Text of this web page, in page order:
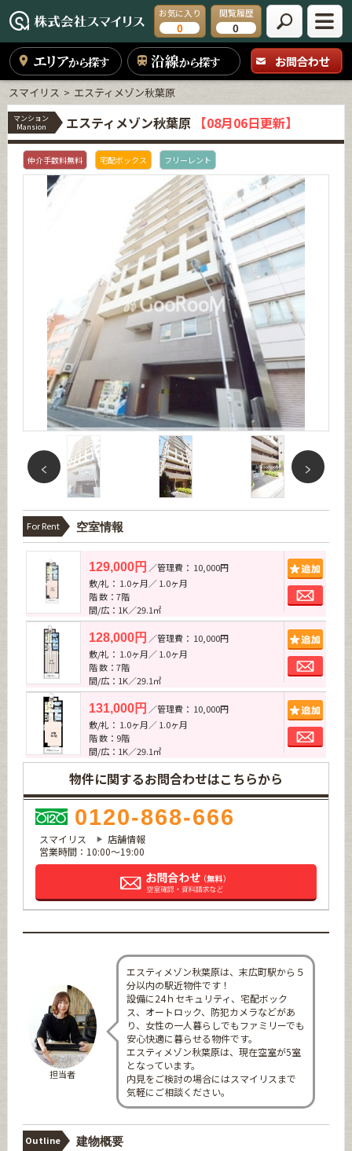
お気に入り
0
閲覧履歴
0
エリアから探す 沿線から探す お問合わせ
スマイリス エスティメゾン秋葉原
マンション
Mansion
エスティメゾン秋葉原 【08月06日更新】
仲介手数料無料 宅配ボックス フリーレント
For Rent 空室情報
129,000円 ／管理費： 10,000円
敷/礼： 1.0ヶ月／ 1.0ヶ月
階 数：7階
間/広：1K／29.1㎡
128,000円 ／管理費： 10,000円
敷/礼： 1.0ヶ月／ 1.0ヶ月
階 数：7階
間/広：1K／29.1㎡
131,000円 ／管理費： 10,000円
敷/礼： 1.0ヶ月／ 1.0ヶ月
階 数：9階
間/広：1K／29.1㎡
物件に関するお問合わせはこちらから
0120-868-666
スマイリス
店舗情報
営業時間：10:00～19:00
担当者
エスティメゾン秋葉原は、末広町駅から５
分以内の駅近物件です！
設備に24ｈセキュリティ、宅配ボック
ス、オートロック、防犯カメラなどがあ
り、女性の一人暮らしでもファミリーでも
安心快適に暮らせる物件です。
エスティメゾン秋葉原は、現在空室が5室
となっています。
内見をご検討の場合にはスマイリスまで
気軽にご相談ください。
Outline 建物概要